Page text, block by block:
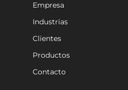
Empresa
Industrias
Clientes
Productos
Contacto